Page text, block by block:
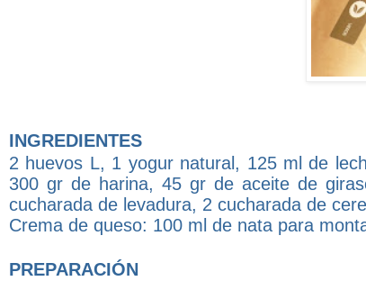
INGREDIENTES
2 huevos L, 1 yogur natural, 125 ml de
300 gr de harina, 45 gr de aceite de
cucharada de levadura, 2 cucharada de
Crema de queso: 100 ml de nata para
PREPARACIÓN